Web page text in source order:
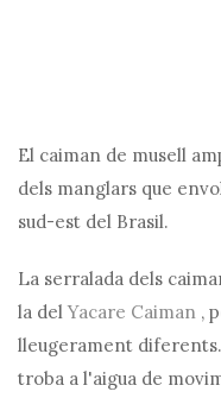
El caiman de musell
dels manglars que
sud-est del Brasil.
La serralada dels
la delYacare Caiman ,
lleugerament
troba a l'aigua de